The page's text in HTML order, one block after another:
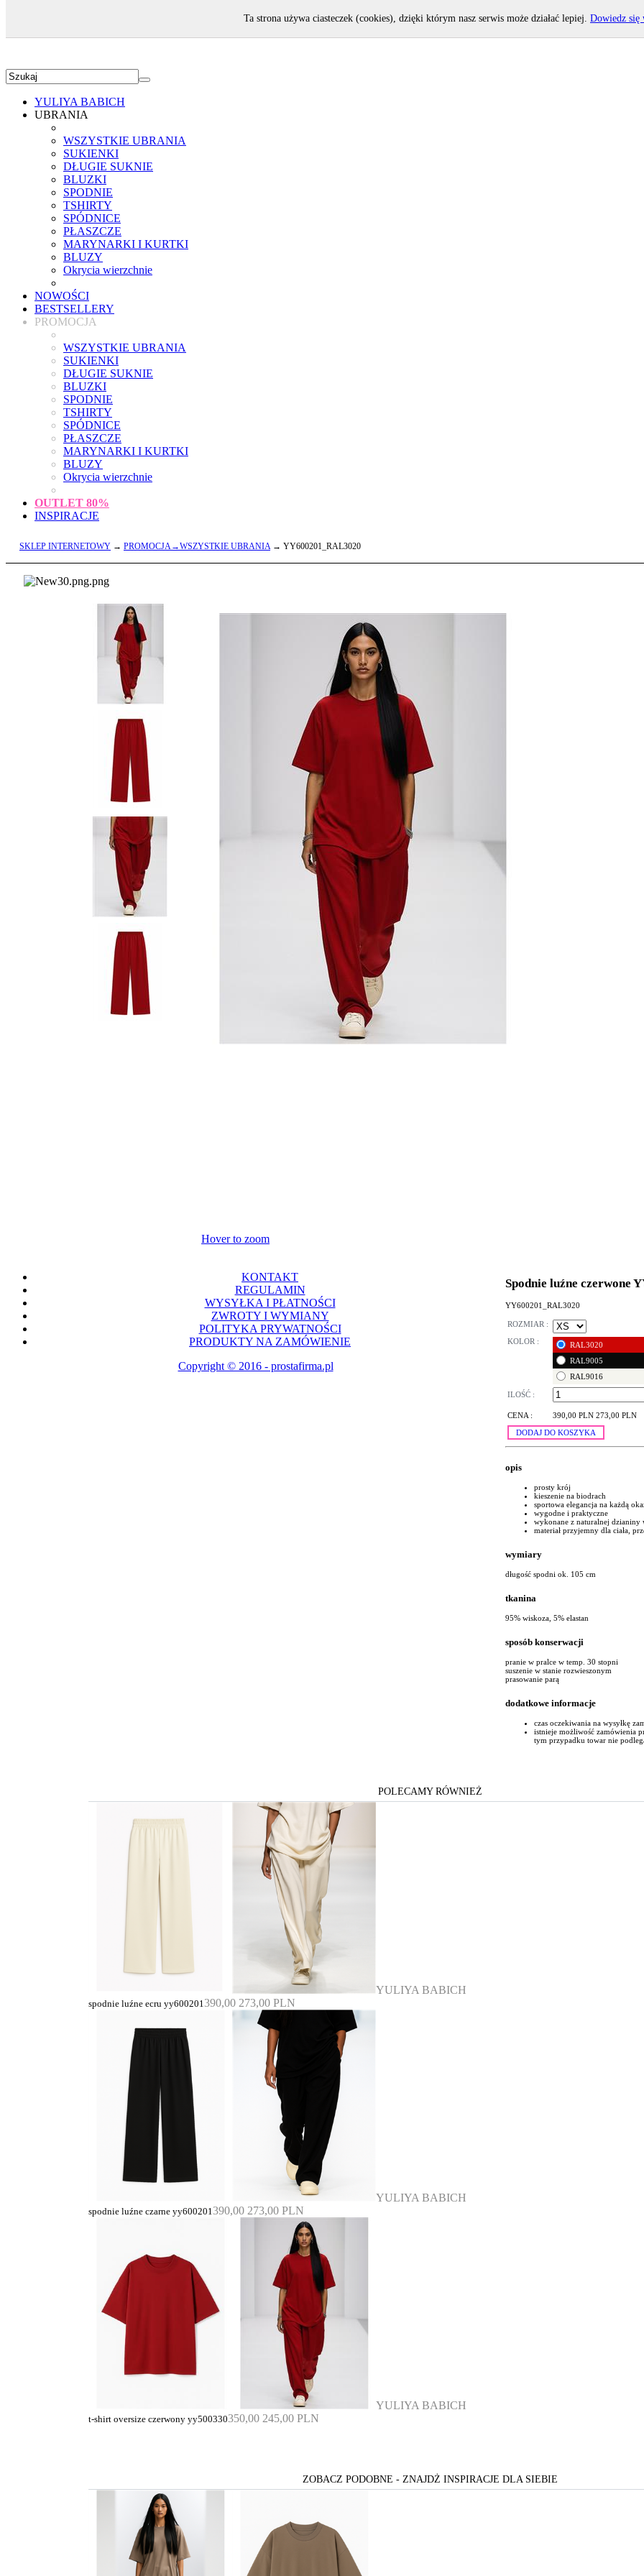
YULIYA BABICH
UBRANIA
WSZYSTKIE UBRANIA
SUKIENKI
DŁUGIE SUKNIE
BLUZKI
SPODNIE
TSHIRTY
SPÓDNICE
PŁASZCZE
MARYNARKI I KURTKI
BLUZY
Okrycia wierzchnie
NOWOŚCI
BESTSELLERY
PROMOCJA
WSZYSTKIE UBRANIA
SUKIENKI
DŁUGIE SUKNIE
BLUZKI
SPODNIE
TSHIRTY
SPÓDNICE
PŁASZCZE
MARYNARKI I KURTKI
BLUZY
Okrycia wierzchnie
OUTLET 80%
INSPIRACJE
SKLEP INTERNETOWY → PROMOCJA→WSZYSTKIE UBRANIA→ YY600201_RAL3020
Hover to zoom
Spodnie luźne czerwone
YY600201_RAL3020
ROZMIAR :
KOLOR :
RAL3020
RAL9005
RAL9016
ILOŚĆ :
CENA : 390,00 PLN 273,00 PLN
DODAJ DO KOSZYKA
opis
prosty krój
kieszenie na biodrach
sportowa elegancja na każdą
wygodne i praktyczne
wykonane z naturalnej dzianiny
materiał przyjemny dla ciała,
wymiary
długość spodni ok. 105 cm
tkanina
95% wiskoza, 5% elastan
sposób konserwacji
pranie w pralce w temp. 30 stopni
suszenie w stanie rozwieszonym
prasowanie parą
dodatkowe informacje
czas oczekiwania na wysyłkę
istnieje możliwość zamówienia
tym przypadku towar nie
POLECAMY RÓWNIEŻ
YULIYA BABICH
spodnie luźne ecru yy600201390,00 273,00 PLN
YULIYA BABICH
spodnie luźne czarne yy600201390,00 273,00 PLN
YULIYA BABICH
t-shirt oversize czerwony yy500330350,00 245,00 PLN
ZOBACZ PODOBNE - ZNAJDŻ INSPIRACJE DLA SIEBIE
KONTAKT
REGULAMIN
WYSYŁKA I PŁATNOŚCI
ZWROTY I WYMIANY
POLITYKA PRYWATNOŚCI
PRODUKTY NA ZAMÓWIENIE
Copyright © 2016 - prostafirma.pl
Ta strona używa ciasteczek (cookies), dzięki którym nasz serwis może działać lepiej. Dowiedz się